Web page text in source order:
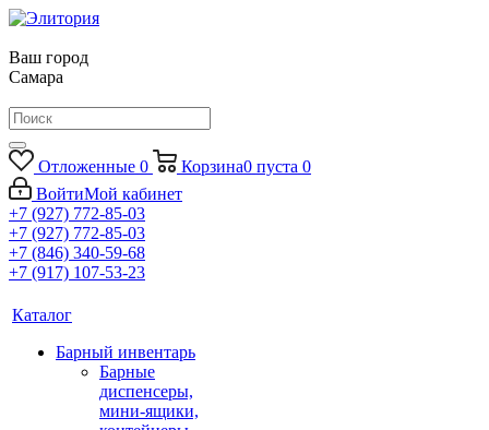
Ваш город
Самара
Отложенные 0 Корзина0 пуста 0
ВойтиМой кабинет
+7 (927) 772-85-03
+7 (927) 772-85-03
+7 (846) 340-59-68
+7 (917) 107-53-23
Каталог
Барный инвентарь
Барные
диспенсеры,
мини-ящики,